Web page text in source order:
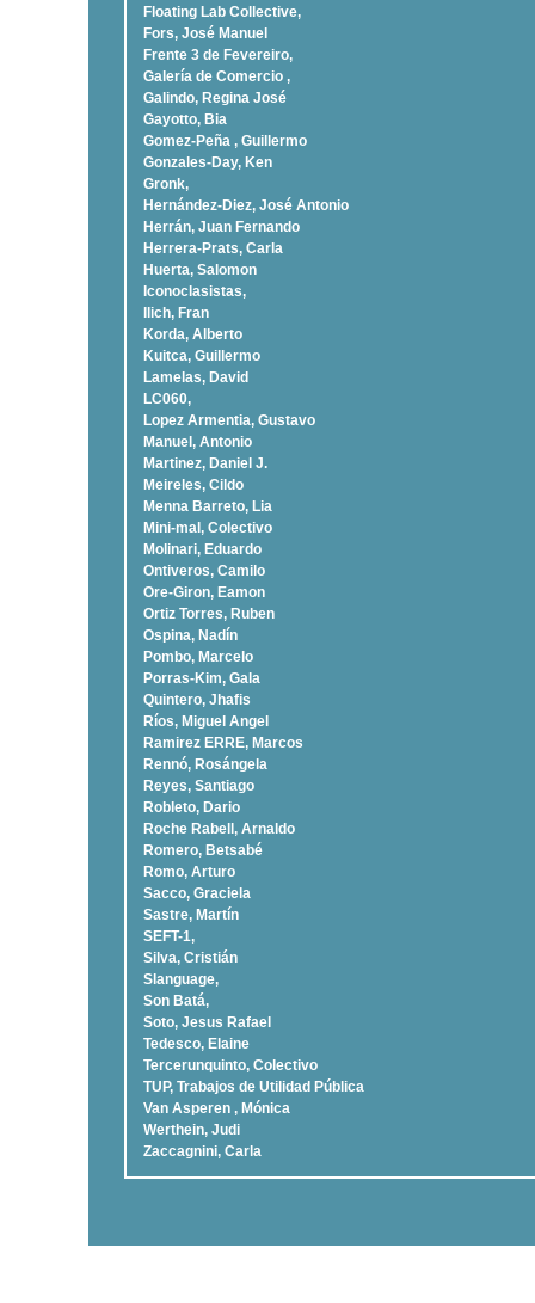
Floating Lab Collective,
Fors, José Manuel
Frente 3 de Fevereiro,
Galería de Comercio ,
Galindo, Regina José
Gayotto, Bia
Gomez-Peña , Guillermo
Gonzales-Day, Ken
Gronk,
Hernández-Diez, José Antonio
Herrán, Juan Fernando
Herrera-Prats, Carla
Huerta, Salomon
Iconoclasistas,
Ilich, Fran
Korda, Alberto
Kuitca, Guillermo
Lamelas, David
LC060,
Lopez Armentia, Gustavo
Manuel, Antonio
Martinez, Daniel J.
Meireles, Cildo
Menna Barreto, Lia
Mini-mal, Colectivo
Molinari, Eduardo
Ontiveros, Camilo
Ore-Giron, Eamon
Ortiz Torres, Ruben
Ospina, Nadí­n
Pombo, Marcelo
Porras-Kim, Gala
Quintero, Jhafis
Rí­os, Miguel Angel
Ramirez ERRE, Marcos
Rennó, Rosángela
Reyes, Santiago
Robleto, Dario
Roche Rabell, Arnaldo
Romero, Betsabé
Romo, Arturo
Sacco, Graciela
Sastre, Martí­n
SEFT-1,
Silva, Cristián
Slanguage,
Son Batá,
Soto, Jesus Rafael
Tedesco, Elaine
Tercerunquinto, Colectivo
TUP, Trabajos de Utilidad Pública
Van Asperen , Mónica
Werthein, Judi
Zaccagnini, Carla